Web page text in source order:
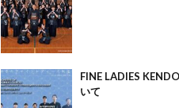
FINE LADIES
いて